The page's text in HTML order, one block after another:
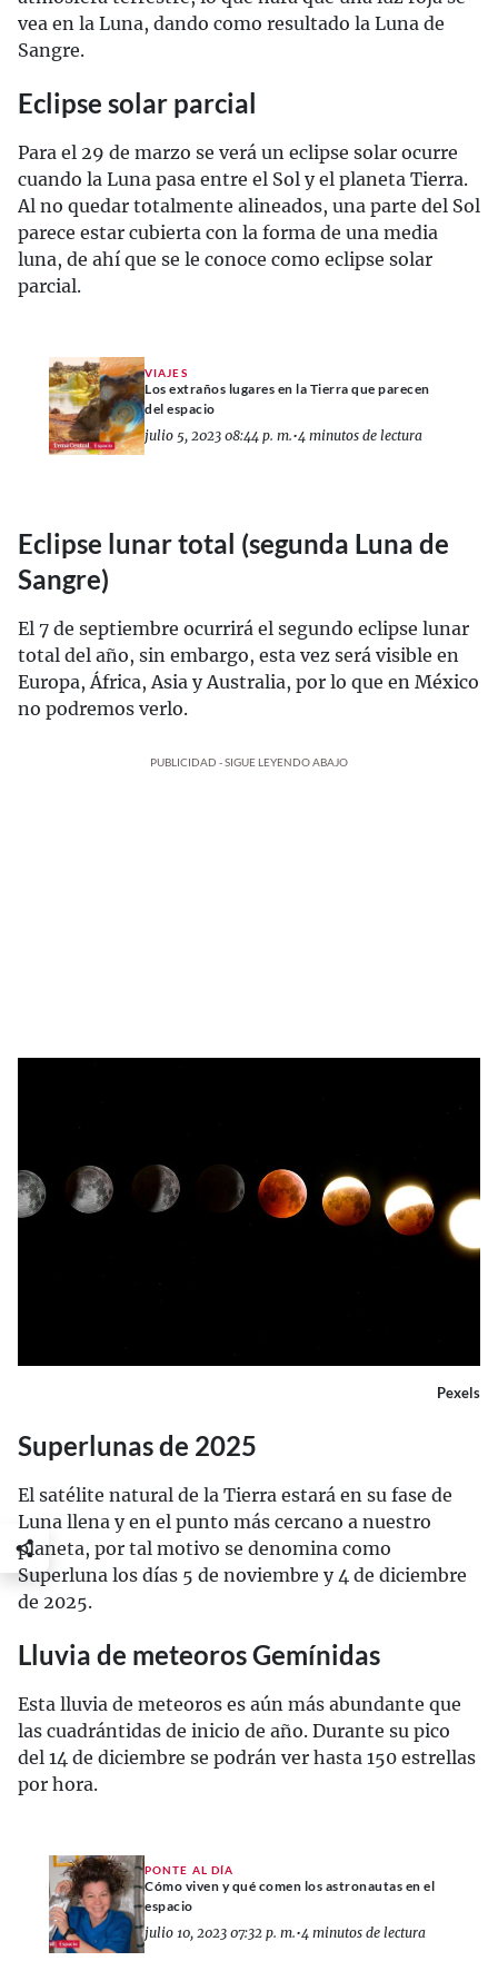
vea en la Luna, dando como resultado la Luna de
Sangre.
Eclipse solar parcial
Para el 29 de marzo se verá un eclipse solar ocurre
cuando la Luna pasa entre el Sol y el planeta Tierra.
Al no quedar totalmente alineados, una parte del Sol
parece estar cubierta con la forma de una media
luna, de ahí que se le conoce como eclipse solar
parcial.
VIAJES
Los extraños lugares en la Tierra que parecen
del espacio
julio 5, 2023 08:44 p. m.•4 minutos de lectura
Eclipse lunar total (segunda Luna de
Sangre)
El 7 de septiembre ocurrirá el segundo eclipse lunar
total del año, sin embargo, esta vez será visible en
Europa, África, Asia y Australia, por lo que en México
no podremos verlo.
PUBLICIDAD - SIGUE LEYENDO ABAJO
Pexels
Superlunas de 2025
El satélite natural de la Tierra estará en su fase de
Luna llena y en el punto más cercano a nuestro
planeta, por tal motivo se denomina como
Superluna los días 5 de noviembre y 4 de diciembre
de 2025.
Lluvia de meteoros Gemínidas
Esta lluvia de meteoros es aún más abundante que
las cuadrántidas de inicio de año. Durante su pico
del 14 de diciembre se podrán ver hasta 150 estrellas
por hora.
PONTE AL DÍA
Cómo viven y qué comen los astronautas en el
espacio
julio 10, 2023 07:32 p. m.•4 minutos de lectura